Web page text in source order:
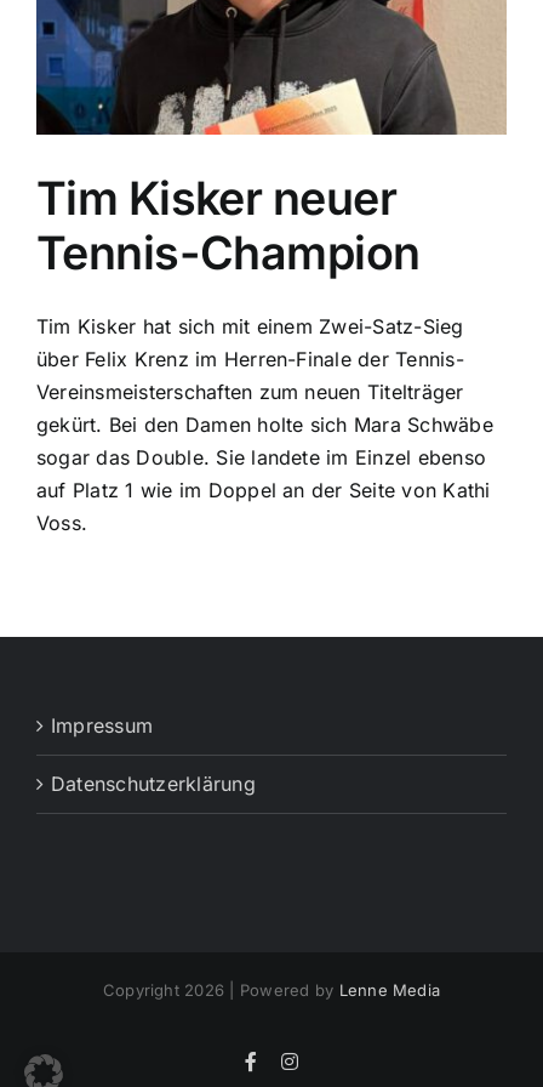
Tim Kisker neuer
Tennis-Champion
Tim Kisker hat sich mit einem Zwei-Satz-Sieg
über Felix Krenz im Herren-Finale der Tennis-
Vereinsmeisterschaften zum neuen Titelträger
gekürt. Bei den Damen holte sich Mara Schwäbe
sogar das Double. Sie landete im Einzel ebenso
auf Platz 1 wie im Doppel an der Seite von Kathi
Voss.
Impressum
Datenschutzerklärung
Copyright 2026 | Powered by Lenne Media
FacebookInstagram